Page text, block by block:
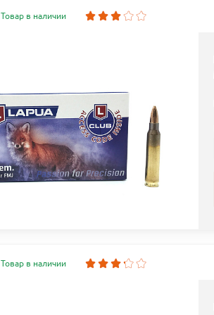
Товар в наличии
Товар в наличии